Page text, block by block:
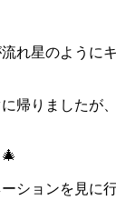
れ星のように
帰りましたが
ションを見に